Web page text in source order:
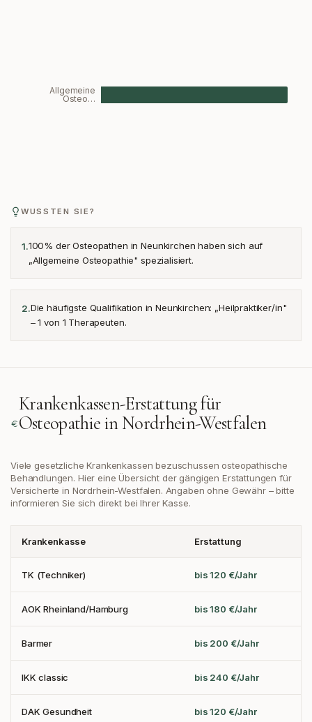
Allgemeine
Osteo…
WUSSTEN SIE?
1.100% der Osteopathen in Neunkirchen haben sich auf
„Allgemeine Osteopathie" spezialisiert.
2.Die häufigste Qualifikation in Neunkirchen: „Heilpraktiker/in"
– 1 von 1 Therapeuten.
Krankenkassen-Erstattung für
Osteopathie inNordrhein-Westfalen
Viele gesetzliche Krankenkassen bezuschussen osteopathische
Behandlungen. Hier eine Übersicht der gängigen Erstattungen für
Versicherte in Nordrhein-Westfalen. Angaben ohne Gewähr – bitte
informieren Sie sich direkt bei Ihrer Kasse.
Krankenkasse Erstattung
TK (Techniker) bis 120 €/Jahr
AOK Rheinland/Hamburg bis 180 €/Jahr
Barmer bis 200 €/Jahr
IKK classic bis 240 €/Jahr
DAK Gesundheit bis 120 €/Jahr